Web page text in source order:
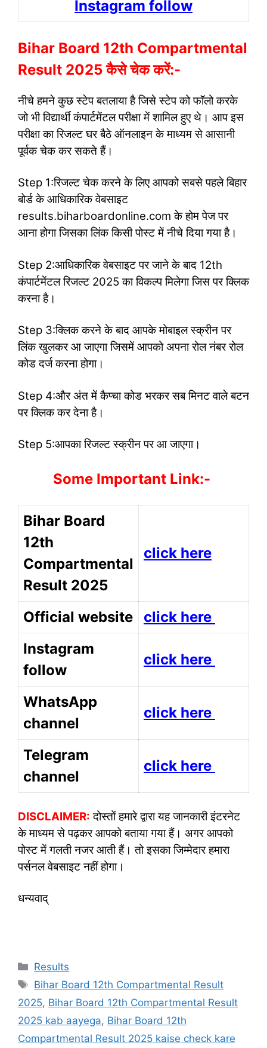
Instagram follow
Bihar Board 12th Compartmental
Result 2025 कैसे चेक करें:-
नीचे हमने कुछ स्टेप बतलाया है जिसे स्टेप को फॉलो करके
जो भी विद्यार्थी कंपार्टमेंटल परीक्षा में शामिल हुए थे। आप इस
परीक्षा का रिजल्ट घर बैठे ऑनलाइन के माध्यम से आसानी
पूर्वक चेक कर सकते हैं।
Step 1:रिजल्ट चेक करने के लिए आपको सबसे पहले बिहार
बोर्ड के आधिकारिक वेबसाइट
results.biharboardonline.com के होम पेज पर
आना होगा जिसका लिंक किसी पोस्ट में नीचे दिया गया है।
Step 2:आधिकारिक वेबसाइट पर जाने के बाद 12th
कंपार्टमेंटल रिजल्ट 2025 का विकल्प मिलेगा जिस पर क्लिक
करना है।
Step 3:क्लिक करने के बाद आपके मोबाइल स्क्रीन पर
लिंक खुलकर आ जाएगा जिसमें आपको अपना रोल नंबर रोल
कोड दर्ज करना होगा।
Step 4:और अंत में कैप्चा कोड भरकर सब मिनट वाले बटन
पर क्लिक कर देना है।
Step 5:आपका रिजल्ट स्क्रीन पर आ जाएगा।
Some Important Link:-
Bihar Board
12th
Compartmental
Result 2025
click here
Official website
click here
Instagram
follow
click here
WhatsApp
channel
click here
Telegram
channel
click here
DISCLAIMER: दोस्तों हमारे द्वारा यह जानकारी इंटरनेट
के माध्यम से पढ़कर आपको बताया गया हैं। अगर आपको
पोस्ट में गलती नजर आती हैं। तो इसका जिम्मेदार हमारा
पर्सनल वेबसाइट नहीं होगा।
धन्यवाद्
Categories
Results
Tags
Bihar Board 12th Compartmental Result
2025, Bihar Board 12th Compartmental Result
2025 kab aayega, Bihar Board 12th
Compartmental Result 2025 kaise check kare